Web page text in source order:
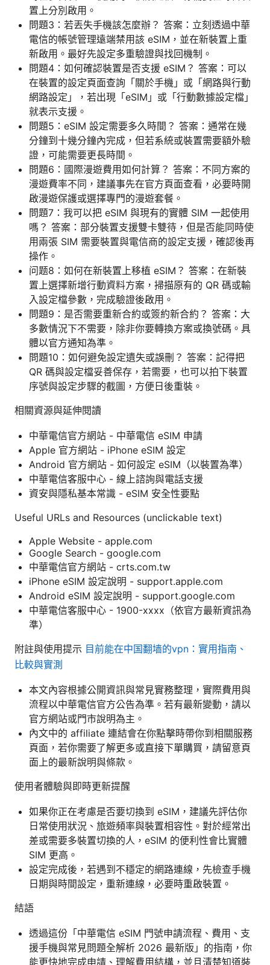
置上分別啟用。
問題3：若丟失手機該怎麼辦？ 答案：立刻透過中華
電信的帳號管理遠端禁用該 eSIM，並在新裝置上重
新啟用。最好先設定多重驗證與找回機制。
問題4：如何確認裝置是否支援 eSIM？ 答案：可以
在裝置的設定頁面查詢「關於手機」或「網路與行動
網路設定」，若出現「eSIM」或「行動數據設定檔」
就表示支援。
問題5：eSIM 設定需要多久時間？ 答案：通常在幾
分鐘到十幾分鐘內完成，但若系統或裝置需要額外驗
證，可能需要更長時間。
問題6：國際漫遊費用如何計算？ 答案：不同方案的
漫遊費率不同，建議事先在官方頁面查看，必要時開
啟漫遊保護或選擇專門的漫遊套餐。
問題7：我可以把 eSIM 與現有的實體 SIM 一起使用
嗎？ 答案：部分裝置支援雙卡雙待，但是否能同時使
用兩張 SIM 需要裝置與電信商的設定支援，確認後再
操作。
问题8：如何在新裝置上移植 eSIM？ 答案：在新裝
置上選擇新增行動資料方案，掃描原有的 QR 碼或輸
入設定檔參數，完成驗證後啟用。
問題9：是否需要重新合約或簽約新合約？ 答案：大
多數情況下不需要，除非你要轉換方案或換號碼。具
體以官方通知為準。
問題10：如何避免設定遺失或誤刪？ 答案：記得把
QR 碼與設定檔妥善保存，若需要，也可以拍下裝置
序號與設定步驟的截圖，方便日後重裝。
相關資源與延伸閱讀
中華電信官方網站 - 中華電信 eSIM 申請
Apple 官方網站 - iPhone eSIM 設定
Android 官方網站 - 如何設定 eSIM（以裝置為準）
中華電信客服中心 - 線上諮詢與電話支援
資安與隱私基本常識 - eSIM 安全性要點
Useful URLs and Resources (unclickable text)
Apple Website - apple.com
Google Search - google.com
中華電信官方網站 - crts.com.tw
iPhone eSIM 設定說明 - support.apple.com
Android eSIM 設定說明 - support.google.com
中華電信客服中心 - 1900-xxxx（依官方最新資訊為
準）
附註與使用提示 目前能在中国翻墙的vpn：實用指南、
比較與實測
本文內容根據公開資訊與常見實務整理，實際費用與
流程以中華電信官方公告為準。若有最新變動，請以
官方網站或門市說明為主。
內文中的 affiliate 連結會在你點擊時帶你到相關服務
頁面，若你需要了解更多或直接下單購買，請留意頁
面上的最新說明與條款。
使用者體驗與即時更新提醒
如果你正在考慮是否要切換到 eSIM，建議先評估你
日常使用狀況、旅遊頻率與裝置相容性。對於經常出
差或需要多裝置切換的人，eSIM 的便利性會比實體
SIM 更高。
設定完成後，若遇到不穩定的網路連線，先檢查手機
日期與時間設定，重新連線，必要時重啟裝置。
結語
透過這份「中華電信 eSIM 門號申請流程、費用、支
援手機與常見問題全解析 2026 最新版」的指南，你
能更快地完成申請、理解費用結構，並且清楚知道裝